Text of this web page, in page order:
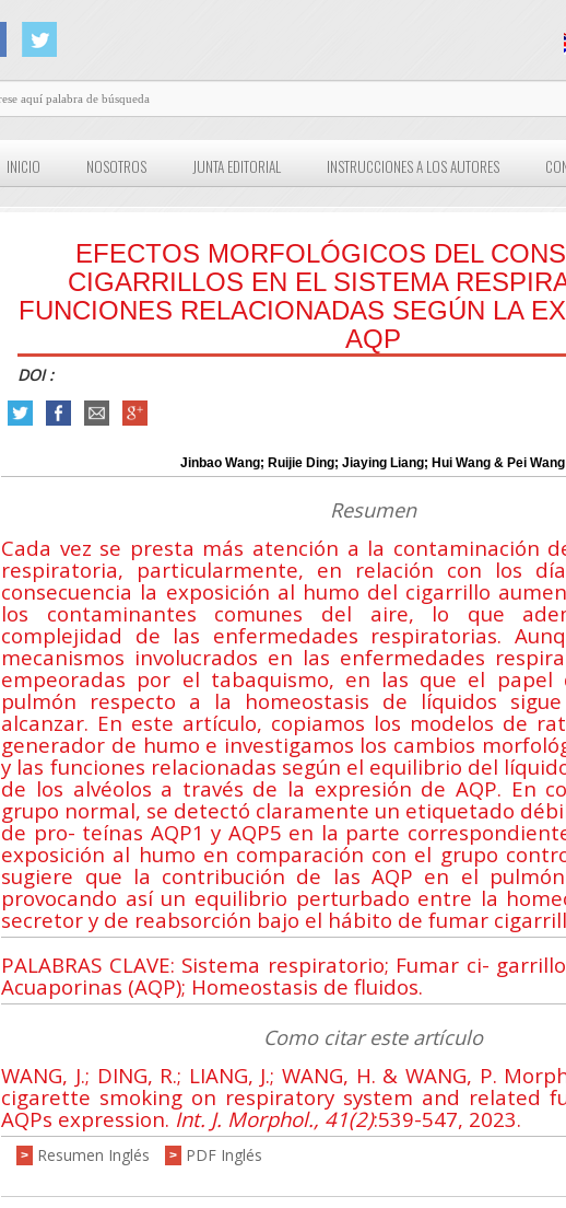
INICIO NOSOTROS JUNTA EDITORIAL INSTRUCCIONES A LOS AUTORES
EFECTOS MORFOLÓGICOS DEL
CIGARRILLOS EN EL SISTEMA
FUNCIONES RELACIONADAS SEGÚN LA
AQP
DOI :
Jinbao Wang; Ruijie Ding; Jiaying Liang; Hui Wang & Pei Wang
Resumen
Cada vez se presta más atención a la contaminación
respiratoria, particularmente, en relación con los
consecuencia la exposición al humo del cigarrillo
los contaminantes comunes del aire, lo que
complejidad de las enfermedades respiratorias.
mecanismos involucrados en las enfermedades
empeoradas por el tabaquismo, en las que el papel
pulmón respecto a la homeostasis de líquidos
alcanzar. En este artículo, copiamos los modelos de
generador de humo e investigamos los cambios
y las funciones relacionadas según el equilibrio del
de los alvéolos a través de la expresión de AQP. En
grupo normal, se detectó claramente un etiquetado
de pro- teínas AQP1 y AQP5 en la parte
exposición al humo en comparación con el grupo
sugiere que la contribución de las AQP en el
provocando así un equilibrio perturbado entre la
secretor y de reabsorción bajo el hábito de fumar
PALABRAS CLAVE: Sistema respiratorio; Fumar ci-
Acuaporinas (AQP); Homeostasis de fluidos.
Como citar este artículo
WANG, J.; DING, R.; LIANG, J.; WANG, H. & WANG, P.
cigarette smoking on respiratory system and related
AQPs expression. Int. J. Morphol., 41(2):539-547, 2023.
> Resumen Inglés > PDF Inglés